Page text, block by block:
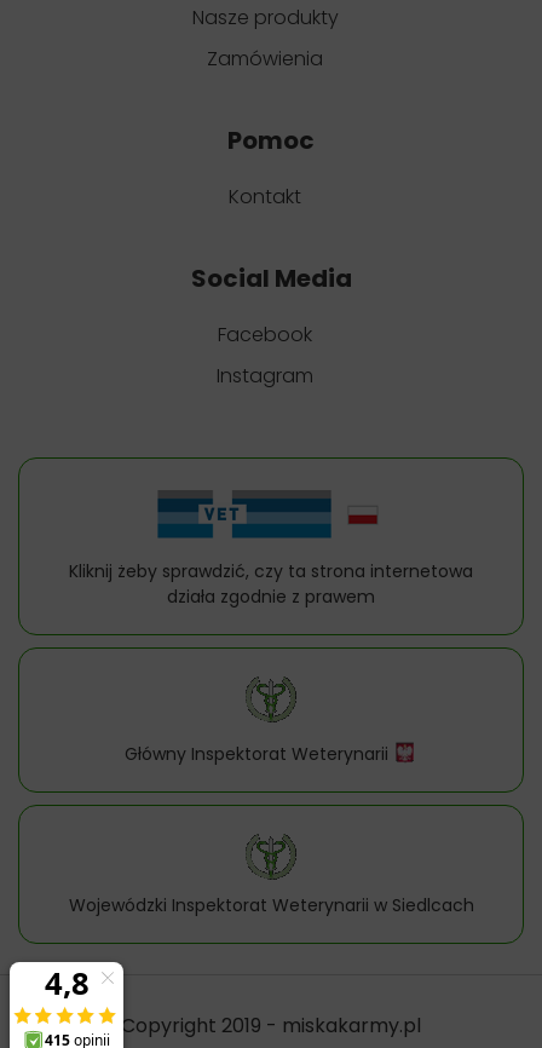
Nasze produkty
Zamówienia
Pomoc
Kontakt
Social Media
Facebook
Instagram
Kliknij żeby sprawdzić, czy ta strona internetowa
działa zgodnie z prawem
Główny Inspektorat Weterynarii
Wojewódzki Inspektorat Weterynarii w Siedlcach
Copyright 2019 - miskakarmy.pl